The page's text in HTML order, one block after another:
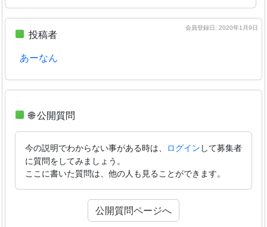
会員登録日: 2020年1月9日
投稿者
あーなん
🌐 公開質問
今の説明でわからない事がある時は、 ログイン して募集者
に質問をしてみましょう。
ここに書いた質問は、他の人も見ることができます。
公開質問ページへ